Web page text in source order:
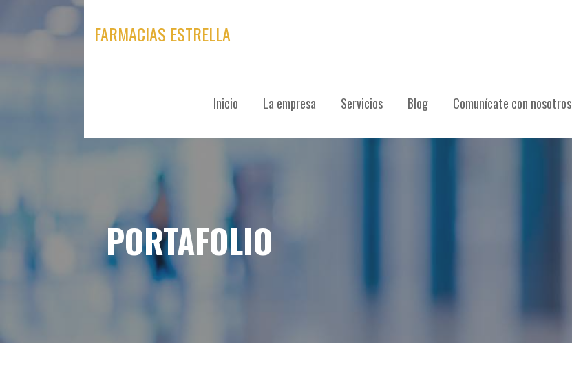
FARMACIAS ESTRELLA
Inicio La empresa Servicios Blog Comunícate con nosotros
PORTAFOLIO